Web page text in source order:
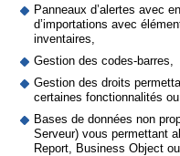
Panneaux d’alertes avec
d’importations avec
inventaires,
Gestion des codes-barres,
Gestion des droits
certaines fonctionnalités
Bases de données non
Serveur) vous permettant
Report, Business Object